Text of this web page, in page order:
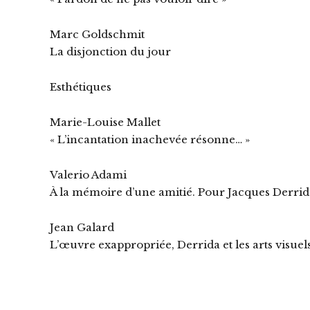
Marc Goldschmit
La disjonction du jour
Esthétiques
Marie-Louise Mallet
« L’incantation inachevée résonne… »
Valerio Adami
À la mémoire d’une amitié. Pour Jacques
Jean Galard
L’œuvre exappropriée, Derrida et les arts